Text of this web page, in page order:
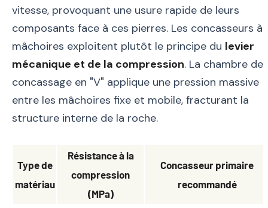
vitesse, provoquant une usure rapide de leurs
composants face à ces pierres. Les concasseurs à
mâchoires exploitent plutôt le principe du levier
mécanique et de la compression. La chambre de
concassage en "V" applique une pression massive
entre les mâchoires fixe et mobile, fracturant la
structure interne de la roche.
Type de
matériau
Résistance à la
compression
(MPa)
Concasseur primaire
recommandé